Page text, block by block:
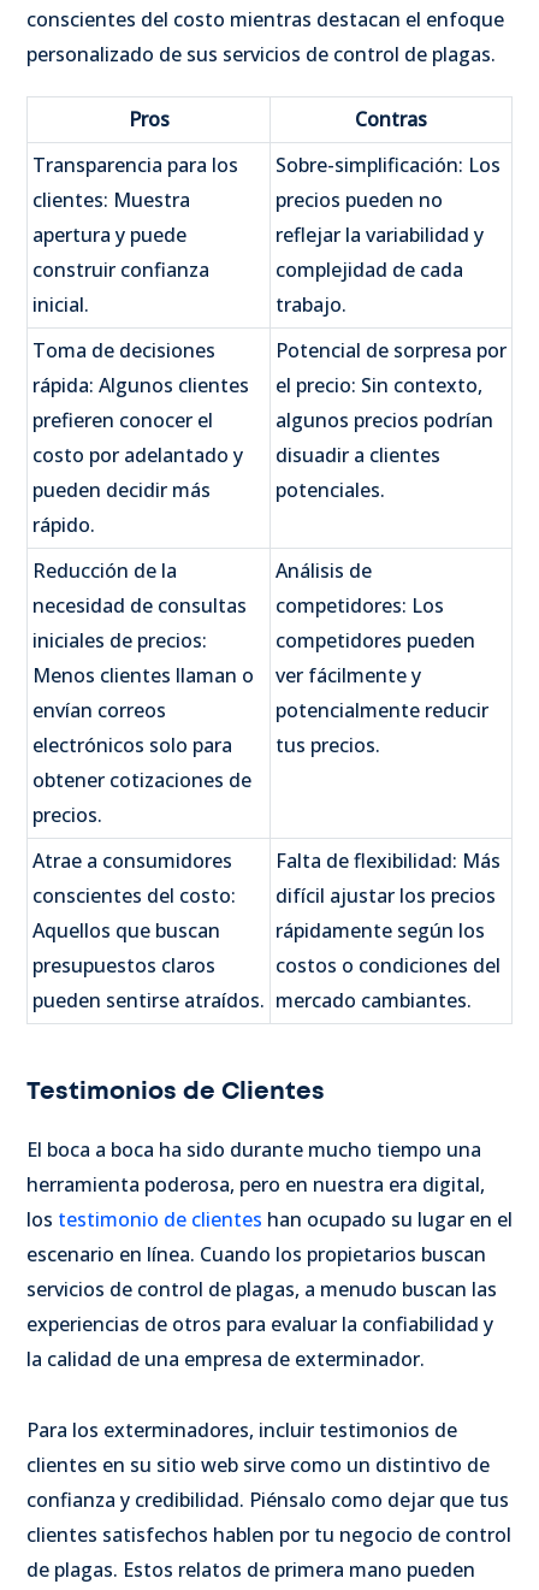
conscientes del costo mientras destacan el enfoque
personalizado de sus servicios de control de plagas.
Pros
Contras
Transparencia para los
clientes: Muestra
apertura y puede
construir confianza
inicial.
Sobre-simplificación: Los
precios pueden no
reflejar la variabilidad y
complejidad de cada
trabajo.
Toma de decisiones
rápida: Algunos clientes
prefieren conocer el
costo por adelantado y
pueden decidir más
rápido.
Potencial de sorpresa por
el precio: Sin contexto,
algunos precios podrían
disuadir a clientes
potenciales.
Reducción de la
necesidad de consultas
iniciales de precios:
Menos clientes llaman o
envían correos
electrónicos solo para
obtener cotizaciones de
precios.
Análisis de
competidores: Los
competidores pueden
ver fácilmente y
potencialmente reducir
tus precios.
Atrae a consumidores
conscientes del costo:
Aquellos que buscan
presupuestos claros
pueden sentirse atraídos.
Falta de flexibilidad: Más
difícil ajustar los precios
rápidamente según los
costos o condiciones del
mercado cambiantes.
Testimonios de Clientes
El boca a boca ha sido durante mucho tiempo una
herramienta poderosa, pero en nuestra era digital,
los testimonio de clientes han ocupado su lugar en el
escenario en línea. Cuando los propietarios buscan
servicios de control de plagas, a menudo buscan las
experiencias de otros para evaluar la confiabilidad y
la calidad de una empresa de exterminador.
Para los exterminadores, incluir testimonios de
clientes en su sitio web sirve como un distintivo de
confianza y credibilidad. Piénsalo como dejar que tus
clientes satisfechos hablen por tu negocio de control
de plagas. Estos relatos de primera mano pueden